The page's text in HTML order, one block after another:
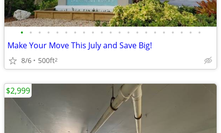
• • • • • • • • • • • • • • • • • • • • •
Make Your Move This July and Save Big!
8/6 500ft2
$2,999